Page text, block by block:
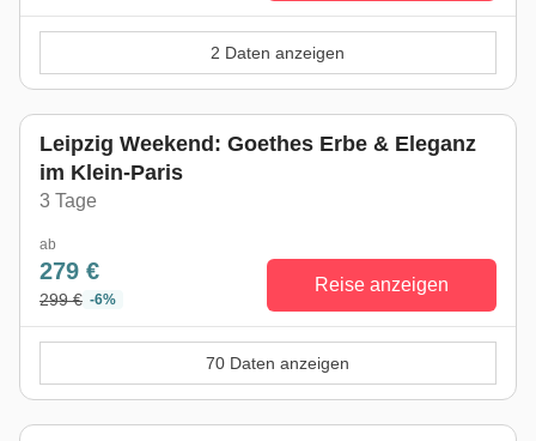
2 Daten anzeigen
Leipzig Weekend: Goethes Erbe & Eleganz
im Klein-Paris
3 Tage
ab
279 €
299 € -6%
Reise anzeigen
70 Daten anzeigen